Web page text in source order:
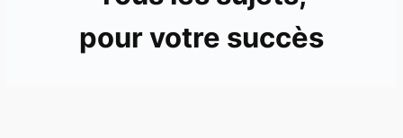
pour votre succès